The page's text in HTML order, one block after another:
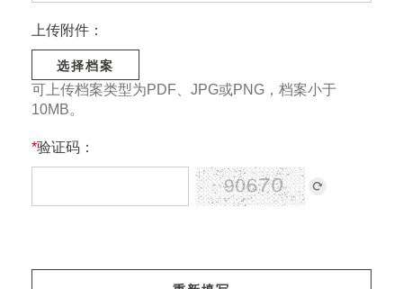
上传附件：
选择档案
可上传档案类型为PDF、JPG或PNG，档案小于
10MB。
*验证码：